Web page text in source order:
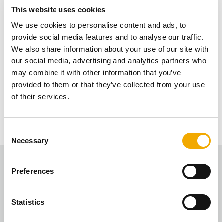
This website uses cookies
We use cookies to personalise content and ads, to
provide social media features and to analyse our traffic.
We also share information about your use of our site with
our social media, advertising and analytics partners who
may combine it with other information that you’ve
provided to them or that they’ve collected from your use
of their services.
Necessary
Preferences
Statistics
PERMETER SMOOTH AIR
Roostevabast terasest korsten, sobib
energiasäästlikele kodudele ning
Leia endale sobiv lahendus